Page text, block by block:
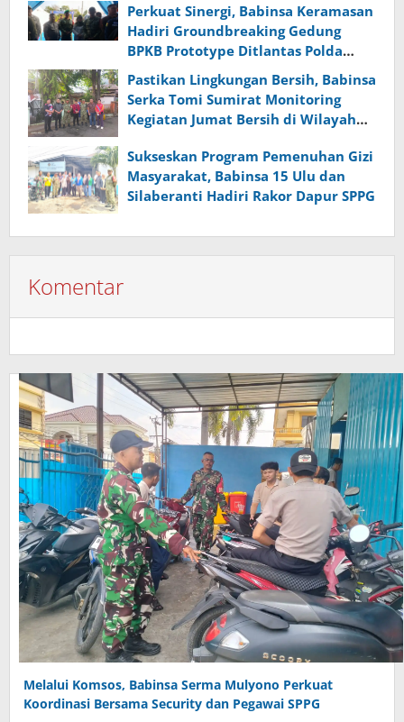
Perkuat Sinergi, Babinsa Keramasan
Hadiri Groundbreaking Gedung
BPKB Prototype Ditlantas Polda
Sumsel
Pastikan Lingkungan Bersih, Babinsa
Serka Tomi Sumirat Monitoring
Kegiatan Jumat Bersih di Wilayah
Sukseskan Program Pemenuhan Gizi
Masyarakat, Babinsa 15 Ulu dan
Silaberanti Hadiri Rakor Dapur SPPG
Komentar
Melalui Komsos, Babinsa Serma Mulyono Perkuat
Koordinasi Bersama Security dan Pegawai SPPG